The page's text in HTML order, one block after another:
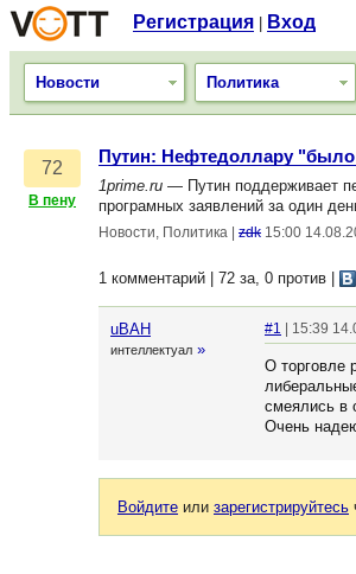
Регистрация Вход
Новости Политика
72
В пену
Путин: Нефтедоллару
1prime.ru — Путин поддерживает
програмных заявлений за один
Новости, Политика zdk 15:00
1 комментарий | 72 за, 0 против
uBAH
интеллектуал »
#1 | 15:39
О торговле
смеялись в
Очень
Войдите или зарегистрируйтесь